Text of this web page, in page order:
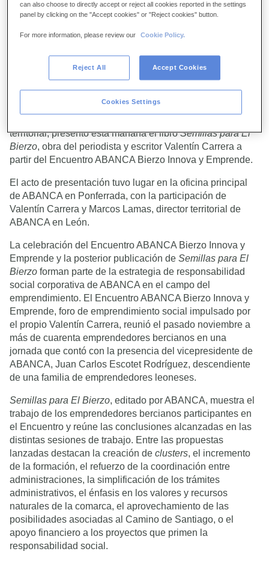
Portada deSemillas para El Bierzo, escrito por Valentín Carrera y
editado por ABANCA.
Descarga en alta resolución
09-03-2016
RSC
ABANCA, entidad financiera líder en la zona noroeste y
territorial, presentó esta mañana el libroSemillas para El
Bierzo, obra del periodista y escritor Valentín Carrera a
partir del Encuentro ABANCA Bierzo Innova y Emprende.
El acto de presentación tuvo lugar en la oficina principal
de ABANCA en Ponferrada, con la participación de
Valentín Carrera y Marcos Lamas, director territorial de
ABANCA en León.
La celebración del Encuentro ABANCA Bierzo Innova y
Emprende y la posterior publicación de Semillas para El
Bierzo forman parte de la estrategia de responsabilidad
social corporativa de ABANCA en el campo del
emprendimiento. El Encuentro ABANCA Bierzo Innova y
Emprende, foro de emprendimiento social impulsado por
el propio Valentín Carrera, reunió el pasado noviembre a
más de cuarenta emprendedores bercianos en una
jornada que contó con la presencia del vicepresidente de
ABANCA, Juan Carlos Escotet Rodríguez, descendiente
de una familia de emprendedores leoneses.
Semillas para El Bierzo, editado por ABANCA, muestra el
trabajo de los emprendedores bercianos participantes en
el Encuentro y reúne las conclusiones alcanzadas en las
distintas sesiones de trabajo. Entre las propuestas
lanzadas destacan la creación de clusters, el incremento
de la formación, el refuerzo de la coordinación entre
administraciones, la simplificación de los trámites
administrativos, el énfasis en los valores y recursos
naturales de la comarca, el aprovechamiento de las
posibilidades asociadas al Camino de Santiago, o el
apoyo financiero a los proyectos que primen la
responsabilidad social.
can also choose to directly accept or reject all cookies reported in the settings
panel by clicking on the "Accept cookies" or "Reject cookies" button.
For more information, please review our Cookie Policy.
Cookies Settings
Reject All Accept Cookies